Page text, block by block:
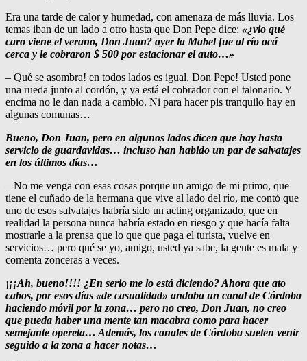
Era una tarde de calor y humedad, con amenaza de más lluvia. Los
temas iban de un lado a otro hasta que Don Pepe dice: «¿vio qué
caro viene el verano, Don Juan? ayer la Mabel fue al río acá
cerca y le cobraron $ 500 por estacionar el auto…»
– Qué se asombra! en todos lados es igual, Don Pepe! Usted pone
una rueda junto al cordón, y ya está el cobrador con el talonario. Y
encima no le dan nada a cambio. Ni para hacer pis tranquilo hay en
algunas comunas…
Bueno, Don Juan, pero en algunos lados dicen que hay hasta
servicio de guardavidas… incluso han habido un par de salvatajes
en los últimos días…
– No me venga con esas cosas porque un amigo de mi primo, que
tiene el cuñado de la hermana que vive al lado del río, me contó que
uno de esos salvatajes habría sido un acting organizado, que en
realidad la persona nunca habría estado en riesgo y que hacía falta
mostrarle a la prensa que lo que que paga el turista, vuelve en
servicios… pero qué se yo, amigo, usted ya sabe, la gente es mala y
comenta zonceras a veces.
¡¡¡Ah, bueno!!!! ¿En serio me lo está diciendo? Ahora que ato
cabos, por esos días «de casualidad» andaba un canal de Córdoba
haciendo móvil por la zona… pero no creo, Don Juan, no creo
que pueda haber una mente tan macabra como para hacer
semejante opereta… Además, los canales de Córdoba suelen venir
seguido a la zona a hacer notas…